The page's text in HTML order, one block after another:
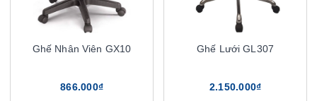
Ghế Nhân Viên GX10
866.000₫
Ghế Lưới GL307
2.150.000₫